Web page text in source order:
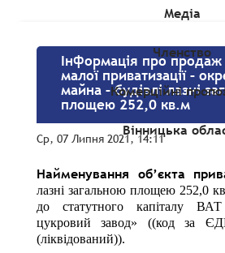
Медіа
Членство
Комерційні
Вінницька
Інформація про продаж
малої приватизації –
майна – будівлі лазні
площею 252,0 кв.м
Ср, 07 Липня 2021, 14:11
Найменування об’єкта
лазні загальною площею 252,0
до статутного капіталу ВАТ
цукровий завод» ((код за
(ліквідований)).